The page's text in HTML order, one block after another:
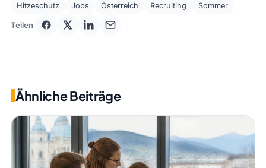
Hitzeschutz
Jobs Österreich Recruiting Sommer
Teilen
Ähnliche Beiträge